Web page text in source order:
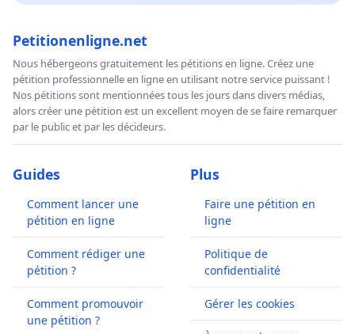
Petitionenligne.net
Nous hébergeons gratuitement les pétitions en ligne. Créez une
pétition professionnelle en ligne en utilisant notre service puissant !
Nos pétitions sont mentionnées tous les jours dans divers médias,
alors créer une pétition est un excellent moyen de se faire remarquer
par le public et par les décideurs.
Guides
Comment lancer une
pétition en ligne
Comment rédiger une
pétition ?
Comment promouvoir
une pétition ?
Plus
Faire une pétition en
ligne
Politique de
confidentialité
Gérer les cookies